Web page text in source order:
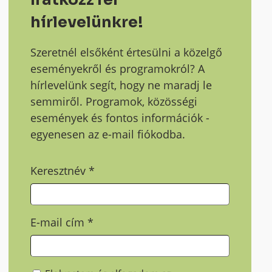
hírlevelünkre!
Szeretnél elsőként értesülni a közelgő
eseményekről és programokról? A
hírlevelünk segít, hogy ne maradj le
semmiről. Programok, közösségi
események és fontos információk -
egyenesen az e-mail fiókodba.
Keresztnév*
E-mail cím*